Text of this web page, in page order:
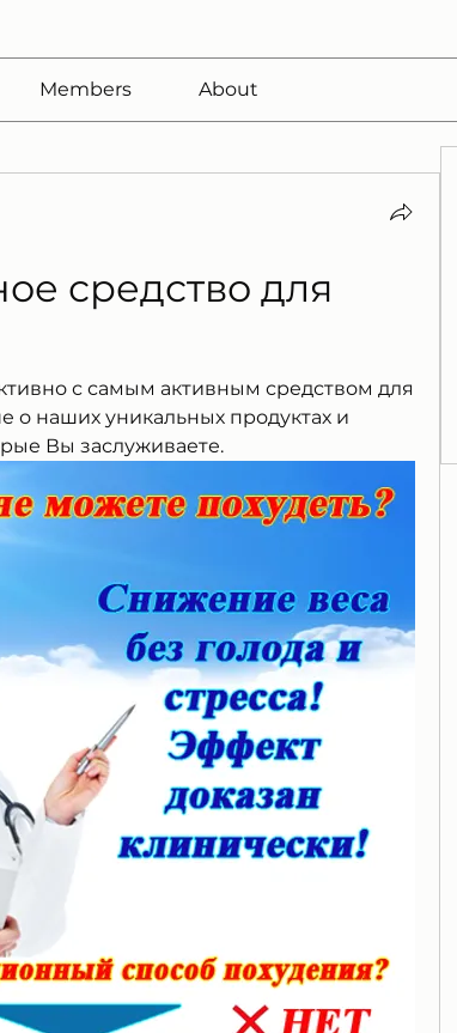
Members About
средство для
с самым активным средством для
о наших уникальных продуктах и
Вы заслуживаете.